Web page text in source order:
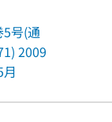
5号(通
2009